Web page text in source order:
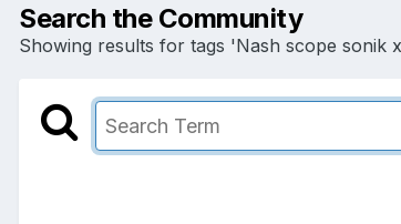
Search the Community
Showing results for tags 'Nash scope sonik